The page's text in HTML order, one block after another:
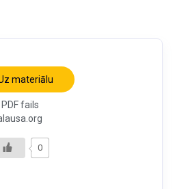
materiālu
PDF fails
0